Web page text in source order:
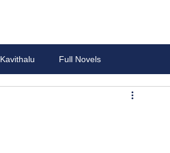
Kavithalu Full Novels